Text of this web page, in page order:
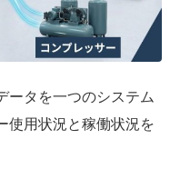
ータを一つのシステム
使用状況と稼働状況を